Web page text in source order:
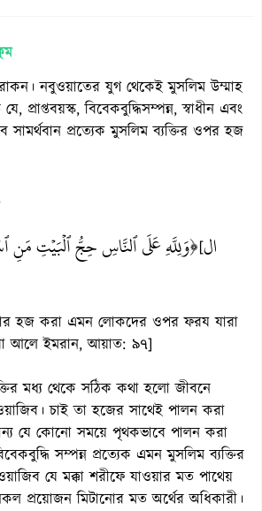
নবুওয়াতের যুগ থেকেই মুসলিম উম্মাহ
বিবেকবুদ্ধিসম্পন্ন, স্বাধীন এবং
সামর্থবান প্রত্যেক মুসলিম ব্যক্তির ওপর হজ
﴿وَلِلَّهِ عَلَى ٱلنَّاسِ حِجُّ ٱلۡبَيۡتِ مَنِ[ال
হজ করা এমন লোকদের ওপর ফরয যারা
আলে ইমরান, আয়াত: ৯৭]
মধ্য থেকে সঠিক কথা হলো জীবনে
চাই তা হজের সাথেই পালন করা
যে কোনো সময়ে পৃথকভাবে পালন করা
সম্পন্ন প্রত্যেক এমন মুসলিম ব্যক্তির
যে মক্কা শরীফে যাওয়ার মত পাথেয়
প্রয়োজন মিটানোর মত অর্থের অধিকারী।